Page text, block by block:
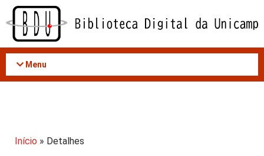
Acessar
conteúdo
Menu
Início » Detalhes